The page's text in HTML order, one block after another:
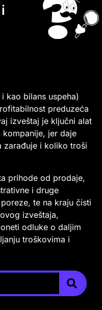
kao bilans uspeha)
preduzeća
izveštaj je ključni alat
jer daje
zarađuje i koliko troši
prihode od prodaje,
i druge
te na kraju čisti
izveštaja,
odluke o daljim
troškovima i